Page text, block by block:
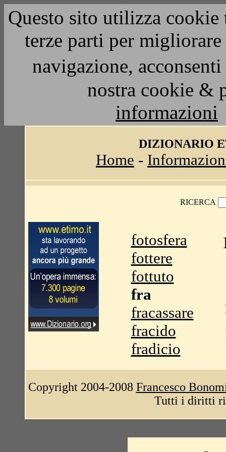
Questo sito utilizza
terze parti per
navigazione,
nostra cookie &
informazioni
DIZIONARIO
Home -
RICERCA
fotosfera
fottere
fottuto
fra
fracassare
fracido
fradicio
Copyright 2004-2008 Francesco
Tutti i diritti